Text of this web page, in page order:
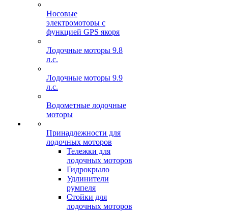
Носовые
электромоторы с
функцией GPS якоря
Лодочные моторы 9.8
л.с.
Лодочные моторы 9.9
л.с.
Водометные лодочные
моторы
Принадлежности для
лодочных моторов
Тележки для
лодочных моторов
Гидрокрыло
Удлинители
румпеля
Стойки для
лодочных моторов